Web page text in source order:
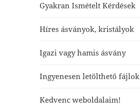
Gyakran Ismételt Kérdések
Híres ásványok, kristályok
Igazi vagy hamis ásvány
Ingyenesen letölthető fájlok
Kedvenc weboldalaim!